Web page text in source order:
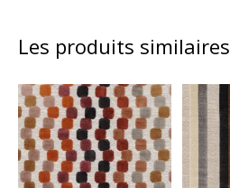
Les produits similaires